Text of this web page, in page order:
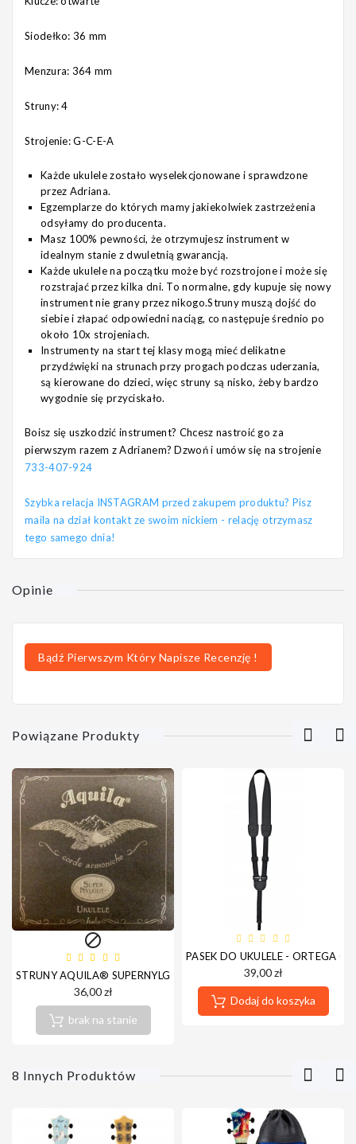
Siodełko: 36 mm
Menzura: 364 mm
Struny: 4
Strojenie: G-C-E-A
Każde ukulele zostało wyselekcjonowane i sprawdzone
przez Adriana.
Egzemplarze do których mamy jakiekolwiek zastrzeżenia
odsyłamy do producenta.
Masz 100% pewności, że otrzymujesz instrument w
idealnym stanie z dwuletnią gwarancją.
Każde ukulele na początku może być rozstrojone i może się
rozstrajać przez kilka dni. To normalne, gdy kupuje się nowy
instrument nie grany przez nikogo.Struny muszą dojść do
siebie i złapać odpowiedni naciąg, co następuje średnio po
około 10x strojeniach.
Instrumenty na start tej klasy mogą mieć delikatne
przydźwięki na strunach przy progach podczas uderzania,
są kierowane do dzieci, więc struny są nisko, żeby bardzo
wygodnie się przyciskało.
Boisz się uszkodzić instrument? Chcesz nastroić go za
pierwszym razem z Adrianem? Dzwoń i umów się na strojenie
733-407-924
Szybka relacja INSTAGRAM przed zakupem produktu? Pisz
maila na dział kontakt ze swoim nickiem - relację otrzymasz
tego samego dnia!
Opinie
Bądź Pierwszym Który Napisze Recenzję !
Powiązane Produkty

STRUNY AQUILA® SUPERNYLGUT (UKULELE SOPRANOWE)
36,00 zł
brak na stanie
PASEK DO UKULELE - ORTEGA
39,00 zł
Dodaj do koszyka
8 Innych Produktów